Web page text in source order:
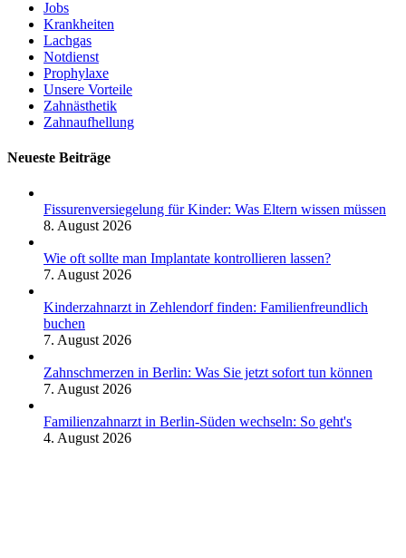
Jobs
Krankheiten
Lachgas
Notdienst
Prophylaxe
Unsere Vorteile
Zahnästhetik
Zahnaufhellung
Neueste Beiträge
Fissurenversiegelung für Kinder: Was Eltern wissen müssen
8. August 2026
Wie oft sollte man Implantate kontrollieren lassen?
7. August 2026
Kinderzahnarzt in Zehlendorf finden: Familienfreundlich
buchen
7. August 2026
Zahnschmerzen in Berlin: Was Sie jetzt sofort tun können
7. August 2026
Familienzahnarzt in Berlin-Süden wechseln: So geht's
4. August 2026